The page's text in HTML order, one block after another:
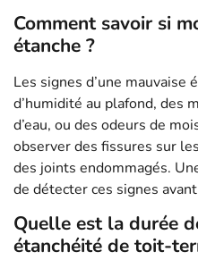
Comment savoir si
étanche ?
Les signes d’une mauvaise
d’humidité au plafond, des
d’eau, ou des odeurs de
observer des fissures sur
des joints endommagés.
de détecter ces signes
Quelle est la durée
étanchéité de toit-